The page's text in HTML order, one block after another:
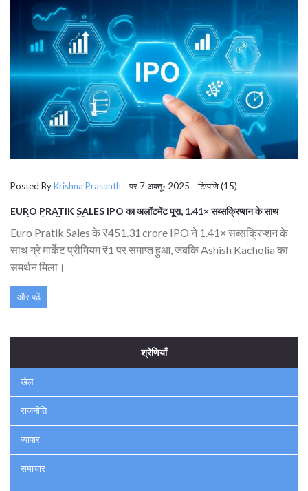
Posted ByKrishna Prasanth पर 7 अक्तू॰ 2025 टिप्पणि (15)
EURO PRATIK SALES IPO का अलॉटमेंट पूरा, 1.41× सब्सक्रिप्शन के साथ
Euro Pratik Sales के ₹451.31 crore IPO ने 1.41× सब्सक्रिप्शन के
साथ ग्रे मार्केट प्रीमियम ₹1 पर समाप्त हुआ, जबकि Ashish Kacholia का
समर्थन मिला।
और पढ़ें
श्रेणियाँ
खेल
राजनीति
व्यापार
समाचार